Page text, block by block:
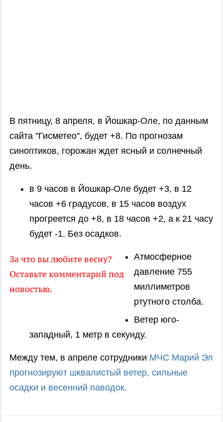
В пятницу, 8 апреля, в Йошкар-Оле, по данным
сайта "Гисметео", будет +8. По прогнозам
синоптиков, горожан ждет ясный и солнечный
день.
в 9 часов в Йошкар-Оле будет +3, в 12
часов +6 градусов, в 15 часов воздух
прогреется до +8, в 18 часов +2, а к 21 часу
будет -1. Без осадков.
За что вы любите весну?
Оставьте комментарий под
новостью.
Атмосферное
давление 755
миллиметров
ртутного столба.
Ветер юго-
западный, 1 метр в секунду.
Между тем, в апреле сотрудники МЧС Марий Эл
прогнозируют шквалистый ветер, сильные
осадки и весенний паводок.